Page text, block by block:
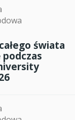
świata